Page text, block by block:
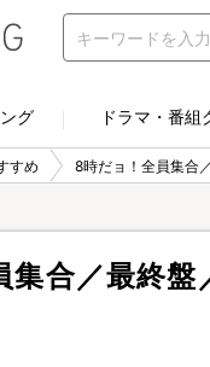
グ ドラマ・番組
すめ 8時だョ！全員集合
集合／最終